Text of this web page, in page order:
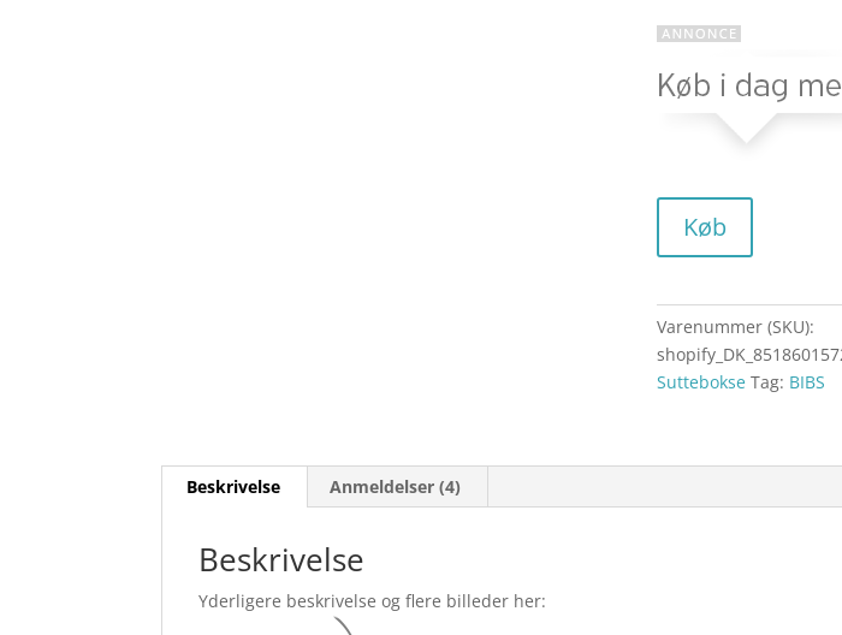
Køb
Varenummer (SKU):
Suttebokse Tag: BIBS
Beskrivelse Anmeldelser (4)
Beskrivelse
Yderligere beskrivelse og flere billeder her: